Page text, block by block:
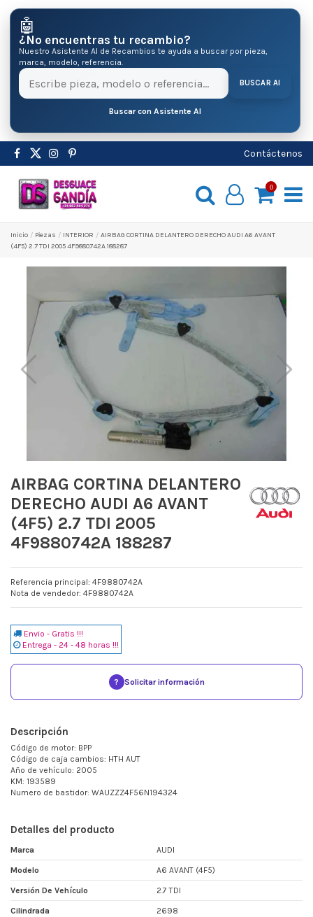
🤖
¿No encuentras tu recambio?
Nuestro Asistente AI de Recambios te ayuda a buscar por pieza,
marca, modelo, referencia.
BUSCAR AI
Buscar con Asistente AI
Contáctenos
0
Inicio Pіezas INTERIOR
AIRBAG CORTINA DELANTERO DERECHO AUDI A6 AVANT
(4F5) 2.7 TDI 2005 4F9880742A 188287
AIRBAG CORTINA DELANTERO
DERECHO AUDI A6 AVANT
(4F5) 2.7 TDI 2005
4F9880742A 188287
Referencia principal: 4F9880742A
Nota de vendedor: 4F9880742A
Envio - Gratis !!!
Entrega - 24 - 48 horas !!!
? Solicitar información
Descripción
Código de motor: BPP
Código de caja cambios: HTH AUT
Año de vehículo: 2005
KM: 193589
Numero de bastidor: WAUZZZ4F56N194324
Detalles del producto
Marca AUDI
Modelo A6 AVANT (4F5)
Versión De Vehículo 2.7 TDI
Cilindrada 2698